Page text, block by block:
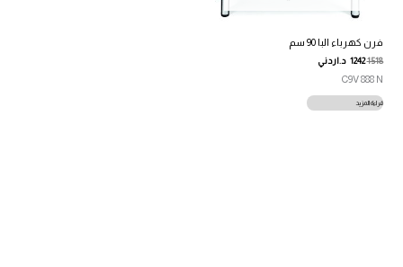
فرن كهرباء البا 90 سم
1518
1242 د.اردني
C9V 888 N
قراءة المزيد